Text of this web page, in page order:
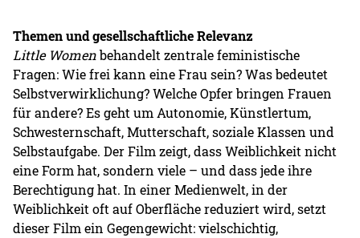
Themen und gesellschaftliche Relevanz
Little Womenbehandelt zentrale feministische
Fragen: Wie frei kann eine Frau sein? Was bedeutet
Selbstverwirklichung? Welche Opfer bringen Frauen
für andere? Es geht um Autonomie, Künstlertum,
Schwesternschaft, Mutterschaft, soziale Klassen und
Selbstaufgabe. Der Film zeigt, dass Weiblichkeit nicht
eine Form hat, sondern viele – und dass jede ihre
Berechtigung hat. In einer Medienwelt, in der
Weiblichkeit oft auf Oberfläche reduziert wird, setzt
dieser Film ein Gegengewicht: vielschichtig,